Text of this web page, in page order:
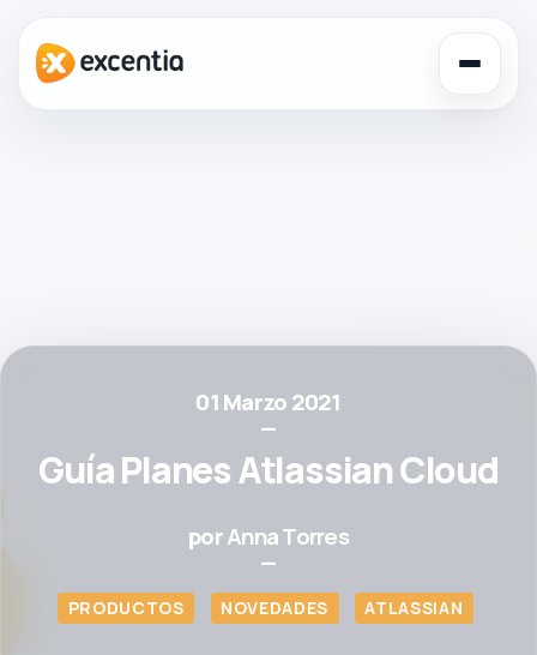
01 Marzo 2021
—
Guía Planes Atlassian Cloud
porAnna Torres
—
PRODUCTOS NOVEDADES ATLASSIAN